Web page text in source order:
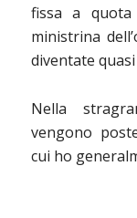
fissa a
ministrina
diventate
Nella
vengono
cui ho